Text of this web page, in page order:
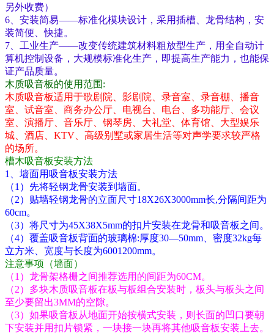
另外收费）
6、安装简易——标准化模块设计，采用插槽、龙骨结构，安
装简便、快捷。
7、工业生产——改变传统建筑材料粗放型生产，用全自动计
算机控制设备，大规模标准化生产，即提高生产能力，也能保
证产品质量。
木质吸音板的使用范围:
木质吸音板适用于歌剧院、影剧院、录音室、录音棚、播音
室、试音室、商务办公厅、电视台、电台、多功能厅、会议
室、演播厅、音乐厅、钢琴房、大礼堂、体育馆、大型娱乐
城、酒店、KTV、高级别墅或家居生活等对声学要求较严格
的场所。
槽木吸音板安装方法
1、墙面用吸音板安装方法
（1）先将轻钢龙骨安装到墙面。
（2）贴墙轻钢龙骨的立面尺寸18X26X3000mm长,分隔间距为
60cm。
（3）将尺寸为45X38X5mm的扣片安装在龙骨和吸音板之间。
（4）覆盖吸音板背面的玻璃棉:厚度30—50mm、密度32kg每
立方米、宽度与长度为6001200mm。
注意事项（墙面）
（1）龙骨架格栅之间推荐选用的间距为60CM。
（2）多块木质吸音板在板与板组合安装时，板头与板头之间
至少要留出3MM的空隙。
（3）如果吸音板从地面开始按横式安装，则长面的凹口要朝
下安装并用扣片锁紧，一块接一块再将其他吸音板安装上去。